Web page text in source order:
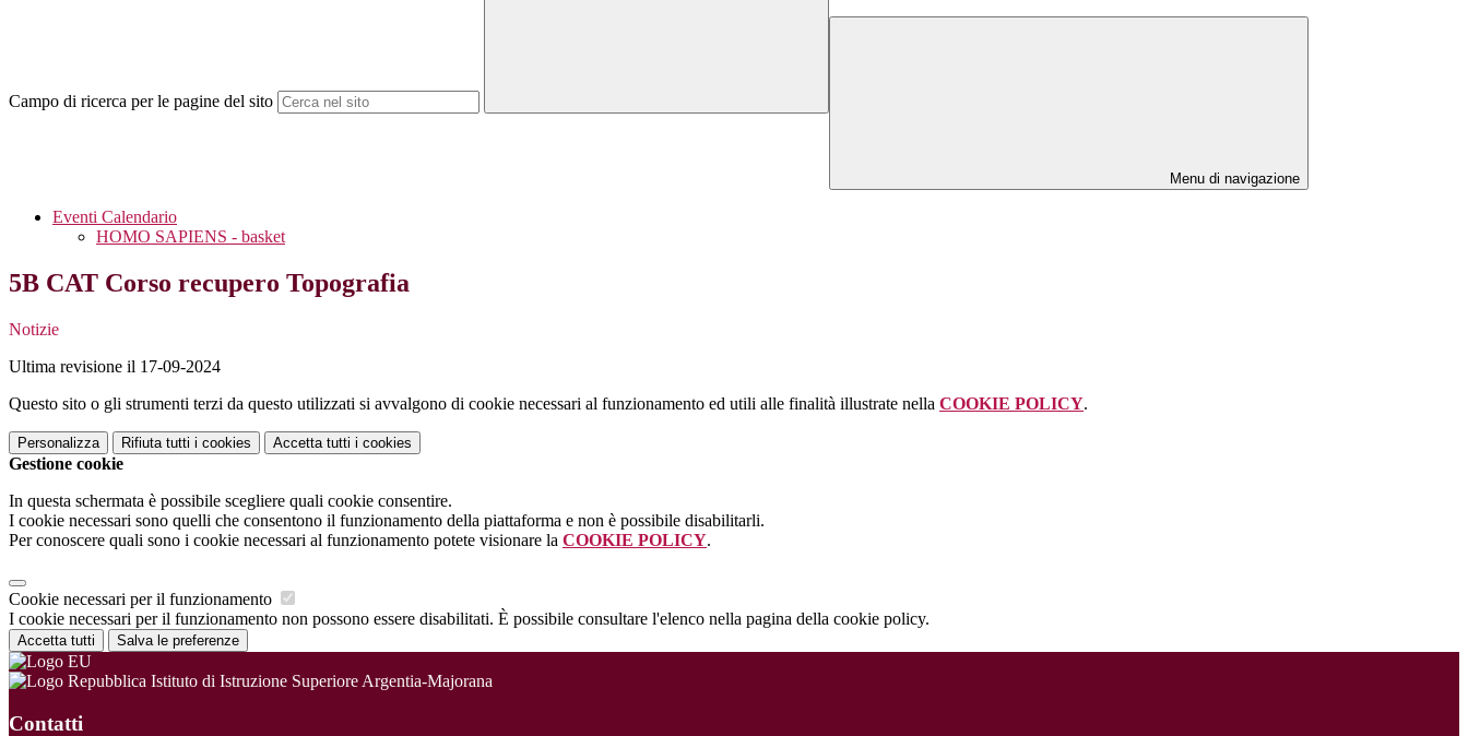
Campo di ricerca per le pagine del sito
Menu di navigazione
Eventi Calendario
HOMO SAPIENS - basket
5B CAT Corso recupero Topografia
Notizie
Ultima revisione il 17-09-2024
Questo sito o gli strumenti terzi da questo utilizzati si avvalgono di cookie necessari al funzionamento ed utili alle finalità illustrate nella COOKIE POLICY.
Personalizza Rifiuta tutti i cookies Accetta tutti i cookies
Gestione cookie
In questa schermata è possibile scegliere quali cookie consentire.
I cookie necessari sono quelli che consentono il funzionamento della piattaforma e non è possibile disabilitarli.
Per conoscere quali sono i cookie necessari al funzionamento potete visionare la COOKIE POLICY.
Cookie necessari per il funzionamento
I cookie necessari per il funzionamento non possono essere disabilitati. È possibile consultare l'elenco nella pagina della cookie policy.
Accetta tutti Salva le preferenze
Istituto di Istruzione Superiore Argentia-Majorana
Contatti